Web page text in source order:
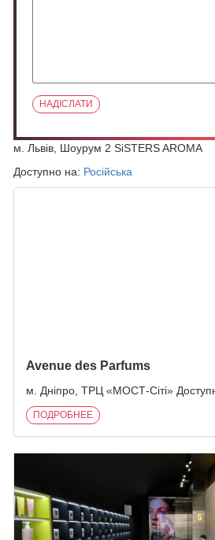
м. Львів, Шоурум 2 SiSTERS AROMA
Доступно на: Російська
Avenue des Parfums
м. Дніпро, ТРЦ «МОСТ-Сіті»
ПОДРОБНЕЕ